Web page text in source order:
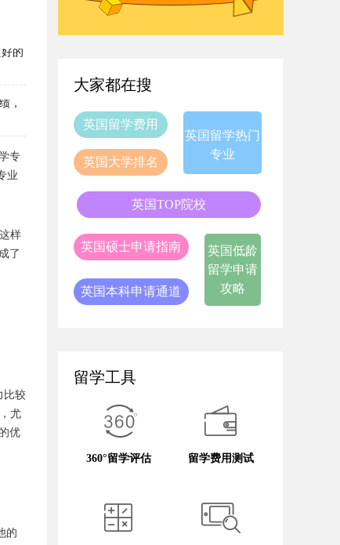
的
，
专
业
样
了
比较
尤
优
的
大家都在搜
英国留学费用
英国大学排名
英国留学热门
专业
英国TOP院校
英国硕士申请指南
英国本科申请通道
英国低龄
留学申请
攻略
留学工具
360°留学评估 留学费用测试